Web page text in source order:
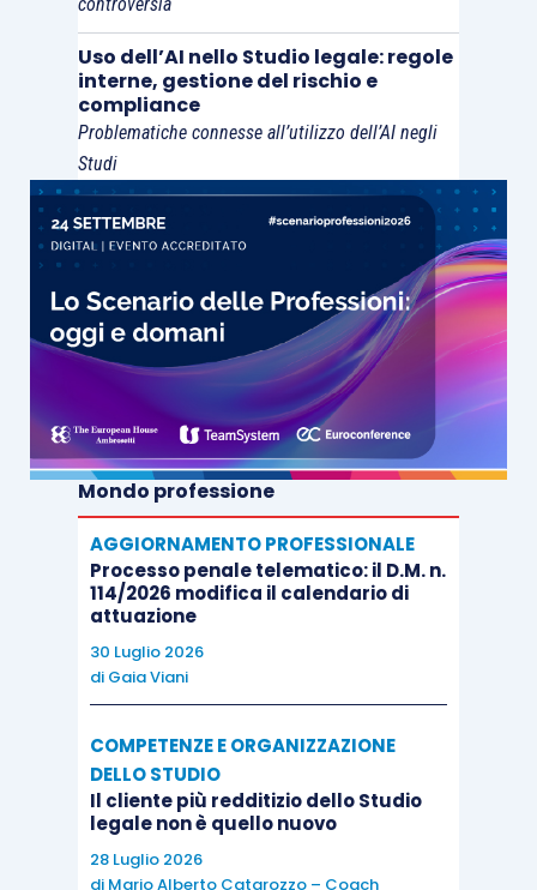
prescritta dall’art. 474 c.p.c. e rappresentativi
ciascuno di una porzione del diritto sostanziale, è
possibile agirein executivis per ottenerne il
soddisfacimento coattivo, perché, proprio per
effetto di detta combinazione, il diritto viene a
essere dotato dei requisiti della certezza, della
liquidità e dell’esigibilità.
In altre parole, i due o più documenti che,
complessivamente considerati, costituiscono
l’unico titolo esecutivo in senso documentale
(giacché nessuno di essi è, di per sé solo, in
grado di supportare l’azione esecutiva),
rappresenta, allo stesso tempo, l’unico titolo
esecutivo in senso sostanziale, in quanto idoneo
a dimostrare la sussistenza dei necessari
requisiti del diritto e, come tale, legittimante il
suo titolare a procedere a esecuzione forzata.
Così, per esempio, costituiscono titolo esecutivo
complesso:
il contratto redatto per atto pubblico, nel
quale la prestazione dovuta consiste
nell’obbligazione di consegna di cose
Uso dell’AI nello Studio legale: regole
interne, gestione del rischio e
compliance
Problematiche connesse all’utilizzo dell’AI negli
Studi
Mondo professione
AGGIORNAMENTO PROFESSIONALE
Processo penale telematico: il D.M. n.
114/2026 modifica il calendario di
attuazione
30 Luglio 2026
di Gaia Viani
COMPETENZE E ORGANIZZAZIONE
DELLO STUDIO
Il cliente più redditizio dello Studio
legale non è quello nuovo
28 Luglio 2026
di Mario Alberto Catarozzo – Coach